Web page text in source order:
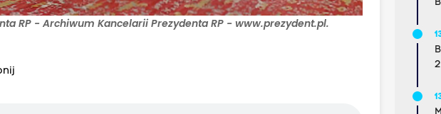
RP - Archiwum Kancelarii Prezydenta RP - www.prezydent.pl.